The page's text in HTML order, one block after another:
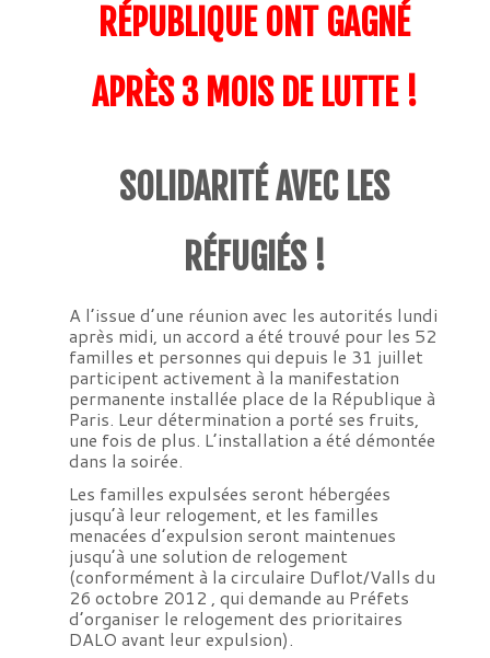
RÉPUBLIQUE ONT GAGNÉ
APRÈS 3 MOIS DE LUTTE !
SOLIDARITÉ AVEC LES
RÉFUGIÉS !
A l’issue d’une réunion avec les autorités lundi
après midi, un accord a été trouvé pour les 52
familles et personnes qui depuis le 31 juillet
participent activement à la manifestation
permanente installée place de la République à
Paris. Leur détermination a porté ses fruits,
une fois de plus. L’installation a été démontée
dans la soirée.
Les familles expulsées seront hébergées
jusqu’à leur relogement, et les familles
menacées d’expulsion seront maintenues
jusqu’à une solution de relogement
(conformément à la circulaire Duflot/Valls du
26 octobre 2012 , qui demande au Préfets
d’organiser le relogement des prioritaires
DALO avant leur expulsion).